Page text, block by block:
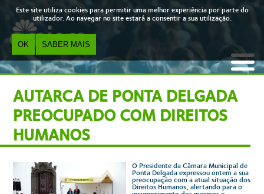
Este site utiliza cookies para permitir uma melhor experiência por parte do
utilizador. Ao navegar no site estará a consentir a sua utilização.
OK SABER MAIS
AUTARCA DE PONTA DELGADA
PREOCUPADO COM DIREITOS
HUMANOS
O Presidente da Câmara Municipal de
Ponta Delgada expressou ontem a sua
preocupação com a atual situação dos
Direitos Humanos, alertando para o